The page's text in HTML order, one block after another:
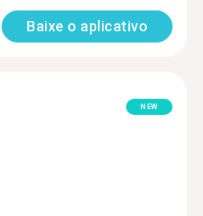
Baixe o aplicativo
NEW